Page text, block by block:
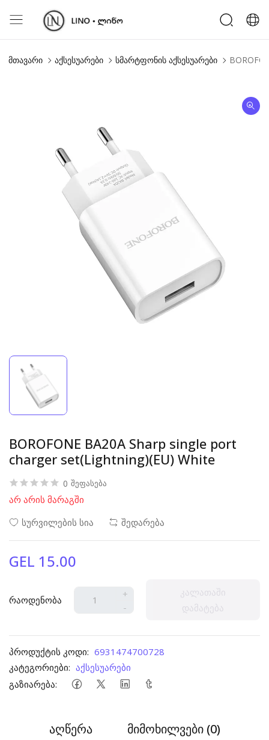
მთავარი აქსესუარები სმარტფონის აქსესუარები
BOROFONE BA20A Sharp single port
charger set(Lightning)(EU) White
0 შეფასება
არ არის მარაგში
სურვილების სია
შედარება
GEL 15.00
რაოდენობა
+
-
კალათაში
დამატება
პროდუქტის კოდი: 6931474700728
კატეგორიები: აქსესუარები
გაზიარება:
აღწერა მიმოხილვები (0)